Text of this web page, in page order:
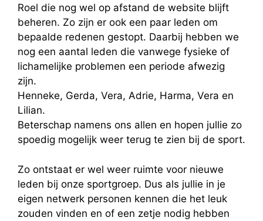
Roel die nog wel op afstand de website blijft
beheren. Zo zijn er ook een paar leden om
bepaalde redenen gestopt. Daarbij hebben we
nog een aantal leden die vanwege fysieke of
lichamelijke problemen een periode afwezig
zijn.
Henneke, Gerda, Vera, Adrie, Harma, Vera en
Lilian.
Beterschap namens ons allen en hopen jullie zo
spoedig mogelijk weer terug te zien bij de sport.
Zo ontstaat er wel weer ruimte voor nieuwe
leden bij onze sportgroep. Dus als jullie in je
eigen netwerk personen kennen die het leuk
zouden vinden en of een zetje nodig hebben